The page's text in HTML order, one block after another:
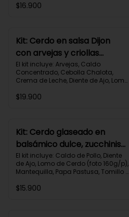
Criolla, Receta Impresa.
$16.900
Kit: Cerdo en salsa Dijon
con arvejas y criollas
asadas-95
El kit incluye: Arvejas, Caldo
Concentrado, Cebolla Chalota,
Crema de Leche, Diente de Ajo, Lomo
Mostaza Dijon, Papa Criolla,
Carbohidratos 58g | Grasas 38g |
Proteínas 44g
$19.900
Kit: Cerdo glaseado en
balsámico dulce, zucchinis
y papas al tomillo-57
El kit incluye: Caldo de Pollo, Diente
de Ajo, Lomo de Cerdo (foto 160g/p),
Mantequilla, Papa Pastusa, Tomillo
Verde, Receta Impresa.
$15.900